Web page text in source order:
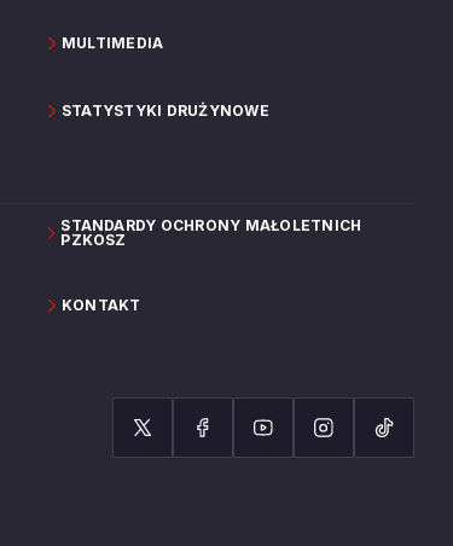
MULTIMEDIA
STATYSTYKI DRUŻYNOWE
STANDARDY OCHRONY MAŁOLETNICH
PZKOSZ
KONTAKT